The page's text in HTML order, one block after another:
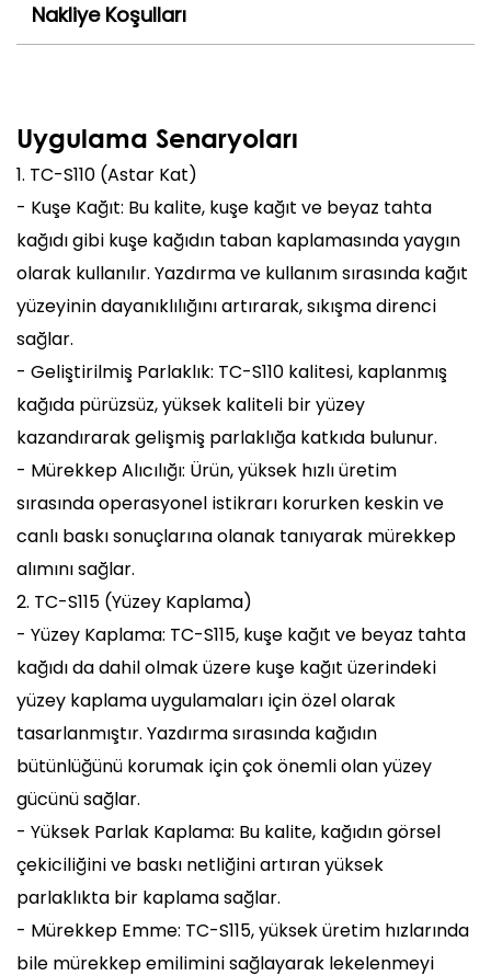
Nakliye Koşulları
Uygulama Senaryoları
1. TC-S110 (Astar Kat)
- Kuşe Kağıt: Bu kalite, kuşe kağıt ve beyaz tahta
kağıdı gibi kuşe kağıdın taban kaplamasında yaygın
olarak kullanılır. Yazdırma ve kullanım sırasında kağıt
yüzeyinin dayanıklılığını artırarak, sıkışma direnci
sağlar.
- Geliştirilmiş Parlaklık: TC-S110 kalitesi, kaplanmış
kağıda pürüzsüz, yüksek kaliteli bir yüzey
kazandırarak gelişmiş parlaklığa katkıda bulunur.
- Mürekkep Alıcılığı: Ürün, yüksek hızlı üretim
sırasında operasyonel istikrarı korurken keskin ve
canlı baskı sonuçlarına olanak tanıyarak mürekkep
alımını sağlar.
2. TC-S115 (Yüzey Kaplama)
- Yüzey Kaplama: TC-S115, kuşe kağıt ve beyaz tahta
kağıdı da dahil olmak üzere kuşe kağıt üzerindeki
yüzey kaplama uygulamaları için özel olarak
tasarlanmıştır. Yazdırma sırasında kağıdın
bütünlüğünü korumak için çok önemli olan yüzey
gücünü sağlar.
- Yüksek Parlak Kaplama: Bu kalite, kağıdın görsel
çekiciliğini ve baskı netliğini artıran yüksek
parlaklıkta bir kaplama sağlar.
- Mürekkep Emme: TC-S115, yüksek üretim hızlarında
bile mürekkep emilimini sağlayarak lekelenmeyi